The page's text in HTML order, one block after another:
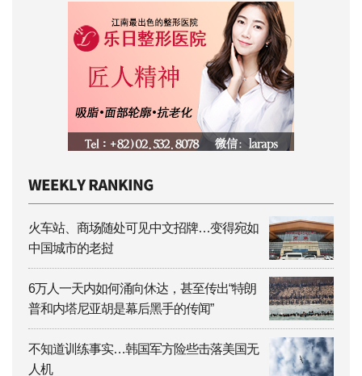
火车站、商场随处可见中文招牌…变得宛如
中国城市的老挝
6万人一天内如何涌向休达，甚至传出“特朗
普和内塔尼亚胡是幕后黑手的传闻”
不知道训练事实…韩国军方险些击落美国无
人机